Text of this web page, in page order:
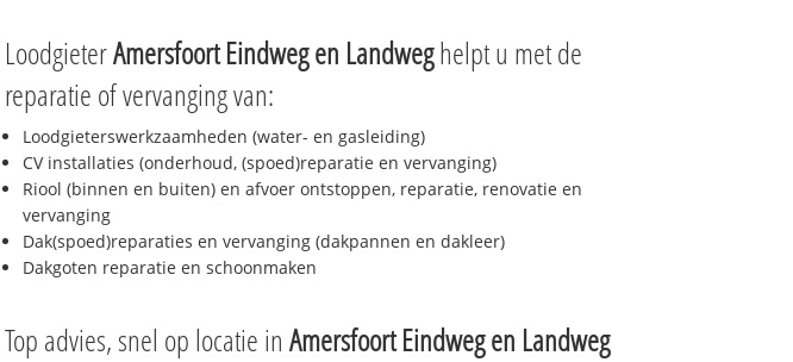
LoodgieterAmersfoort Eindweg en Landweghelpt u met de
reparatie of vervanging van:
Loodgieterswerkzaamheden (water- en gasleiding)
CV installaties (onderhoud, (spoed)reparatie en vervanging)
Riool (binnen en buiten) en afvoer ontstoppen, reparatie, renovatie en
vervanging
Dak(spoed)reparaties en vervanging (dakpannen en dakleer)
Dakgoten reparatie en schoonmaken
Top advies, snel op locatie in Amersfoort Eindweg en Landweg